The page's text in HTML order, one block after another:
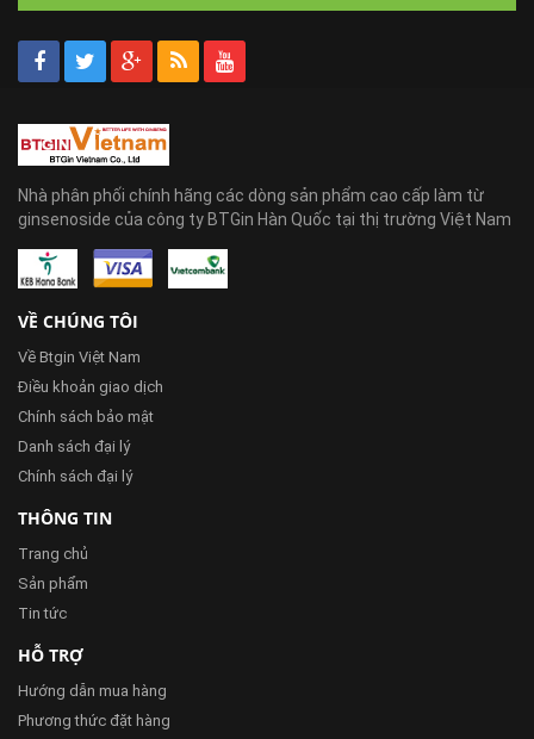
Nhà phân phối chính hãng các dòng sản phẩm cao cấp làm từ
ginsenoside của công ty BTGin Hàn Quốc tại thị trường Việt Nam
VỀ CHÚNG TÔI
Về Btgin Việt Nam
Điều khoản giao dịch
Chính sách bảo mật
Danh sách đại lý
Chính sách đại lý
THÔNG TIN
Trang chủ
Sản phẩm
Tin tức
HỖ TRỢ
Hướng dẫn mua hàng
Phương thức đặt hàng